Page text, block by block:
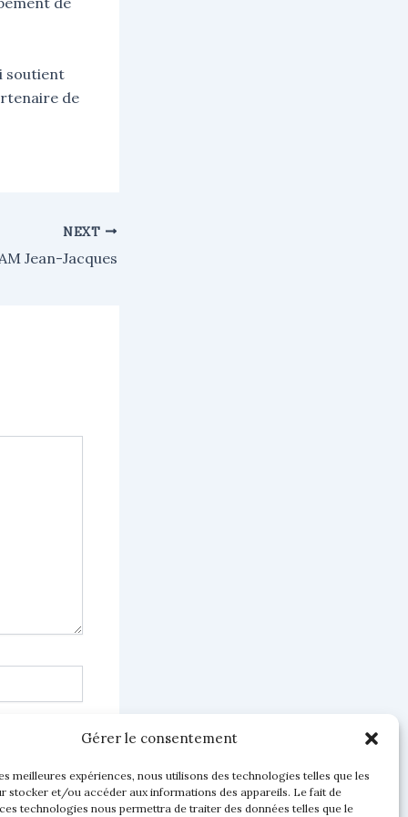
Gérer le consentement
meilleures expériences, nous utilisons des technologies telles que les
stocker et/ou accéder aux informations des appareils. Le fait de
technologies nous permettra de traiter des données telles que le
soutient
de
NEXT
Jean-Jacques